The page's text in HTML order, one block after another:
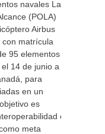
navales La
(POLA)
Airbus
con matrícula
95 elementos
14 de junio a la
para
en un
es
en
meta